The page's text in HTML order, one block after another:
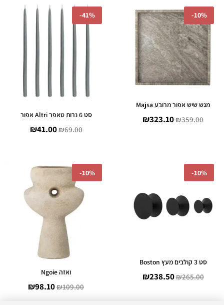
10%
-
מגש שיש אפור מרובע Majsa
₪359.00
המקורי
היה:
₪359.00.
₪323.10
הנוכחי
הוא:
₪323.10.
41%
-
סט 6 נרות טאפר Altri אפור
₪69.00
המחיר
המקורי
היה:
₪69.00.
₪41.00
המחיר
הנוכחי
הוא:
10%
-
סט 3 קולבים מעץ Boston
₪265.00
₪265.00.
₪238.50
₪238.50.
10%
-
ואזה Ngoie
₪109.00
המחיר
המקורי
היה:
₪109.00.
₪98.10
הוא:
₪98.10.